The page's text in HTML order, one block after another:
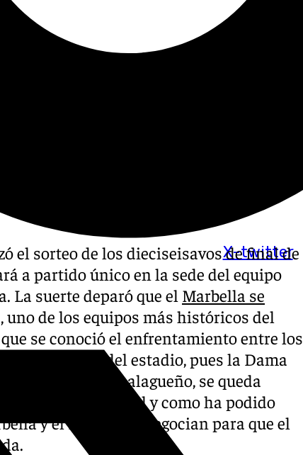
X-twitter
el sorteo de los dieciseisavos de final de
a partido único en la sede del equipo
La suerte deparó que el Marbella se
uno de los equipos más históricos del
se conoció el enfrentamiento entre los
era la sede del estadio, pues la Dama
el cuadro malagueño, se queda
cita. Pues bien, tal y como ha podido
y el Málaga ya negocian para que el